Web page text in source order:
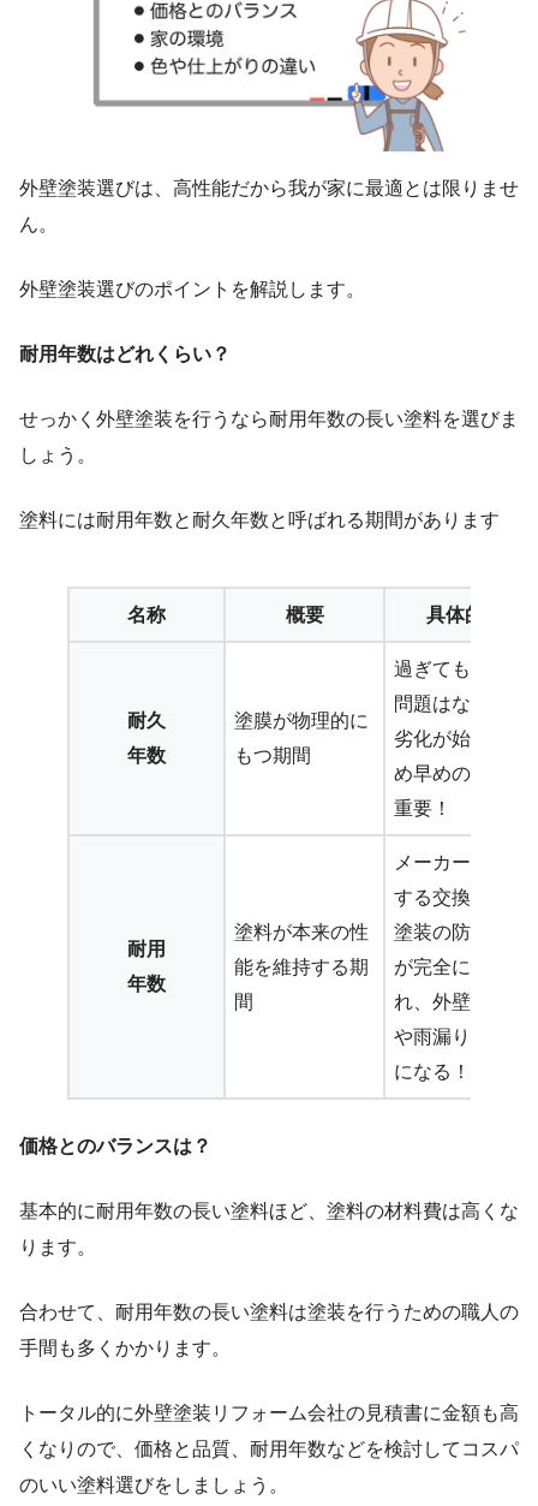
外壁塗装選びは、高性能だから我が家に最適とは限りませ
ん。
外壁塗装選びのポイントを解説します。
耐用年数はどれくらい？
せっかく外壁塗装を行うなら耐用年数の長い塗料を選びま
しょう。
塗料には耐用年数と耐久年数と呼ばれる期間があります
名称 概要 具体的に
耐久
年数
塗膜が物理的に
もつ期間
過ぎてもすぐに
問題はないが、
劣化が始まるた
め早めの対策が
重要！
耐用
年数
塗料が本来の性
能を維持する期
間
メーカーが推奨
する交換の目安
塗装の防水機能
が完全に失わ
れ、外壁の劣化
や雨漏りの原因
になる！
価格とのバランスは？
基本的に耐用年数の長い塗料ほど、塗料の材料費は高くな
ります。
合わせて、耐用年数の長い塗料は塗装を行うための職人の
手間も多くかかります。
トータル的に外壁塗装リフォーム会社の見積書に金額も高
くなりので、価格と品質、耐用年数などを検討してコスパ
のいい塗料選びをしましょう。